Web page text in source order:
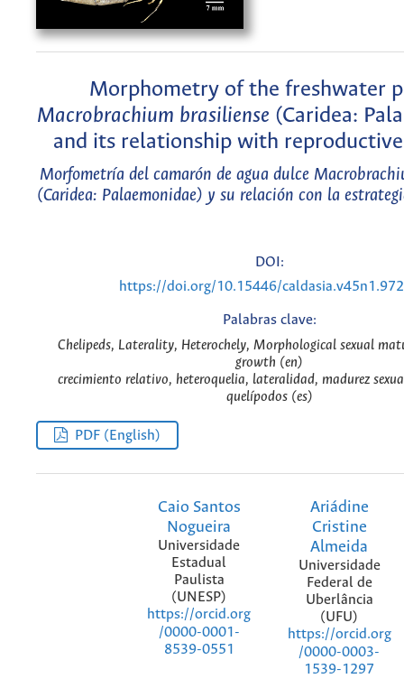
Morphometry of the freshwater
Macrobrachium brasiliense (Caridea:
and its relationship with
Morfometría del camarón de agua dulce
(Caridea: Palaemonidae) y su relación con la
DOI:
https://doi.org/10.15446/
Palabras clave:
Chelipeds, Laterality, Heterochely, Morphological sexual
growth (en)
crecimiento relativo, heteroquelia, lateralidad, madurez
quelípodos (es)
PDF (English)
Caio Santos
Nogueira
Universidade
Estadual
Paulista
(UNESP)
https://orcid.org
/0000-0001-
8539-0551
Ariádine
Cristine
Almeida
Universidade
Federal de
Uberlância
(UFU)
https://orcid.org
/0000-0003-
1539-1297